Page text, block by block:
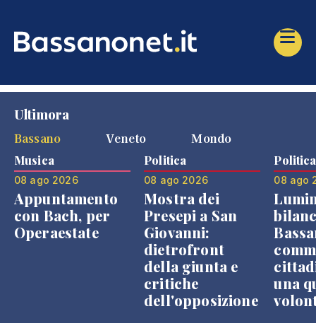
Ultimora
Bassano
Veneto Mondo
Musica
08 ago 2026
Appuntamento
con Bach, per
Operaestate
Politica
08 ago 2026
Mostra dei
Presepi a San
Giovanni:
dietrofront
della giunta e
critiche
dell'opposizione
Politica
08 ago
una